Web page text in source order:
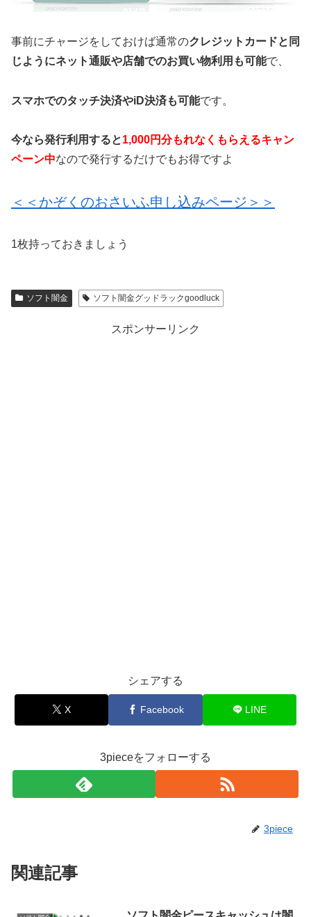
事前にチャージをしておけば通常のクレジットカードと同
じようにネット通販や店舗でのお買い物利用も可能で、
スマホでのタッチ決済やiD決済も可能です。
今なら発行利用すると1,000円分もれなくもらえるキャン
ペーン中なので発行するだけでもお得ですよ
＜＜かぞくのおさいふ申し込みページ＞＞
1枚持っておきましょう
ソフト闇金 ソフト闇金グッドラックgoodluck
スポンサーリンク
シェアする
X Facebook LINE
3pieceをフォローする
3piece
関連記事